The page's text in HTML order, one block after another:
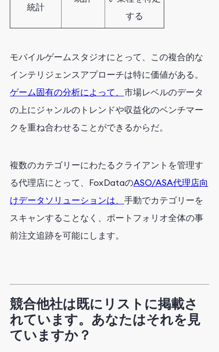
統計
する
モバイルゲームスタジオにとって、この複合的な
インテリジェンスアプローチは特に価値がある。
ゲーム固有の分析によって、 市場レベルのデータ
の上にジャンルのトレンドや収益化のベンチマー
クを重ね合わせることができるからだ。
複数のカテゴリーにわたるクライアントを管理す
る代理店にとって、FoxDataのASO/ASA代理店向
けデータソリューションは、 手動でカテゴリーを
スキャンすることなく、ポートフォリオ全体の事
前注文追跡を可能にします。
競合他社は既にリストに掲載さ
れています。あなたはそれを見
ていますか？